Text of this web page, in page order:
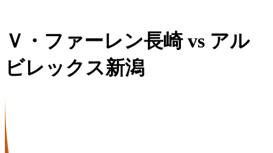
Ｖ・ファーレン長崎vs アル
ビレックス新潟